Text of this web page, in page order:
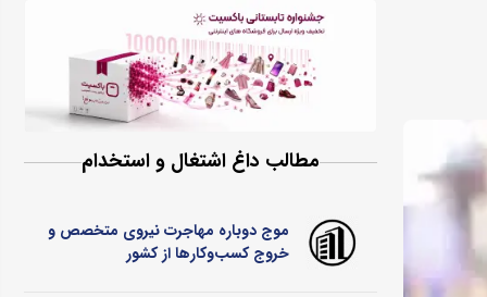
مطالب داغ اشتغال و استخدام
موج دوباره مهاجرت نیروی متخصص و
خروج کسب‌وکارها از کشور